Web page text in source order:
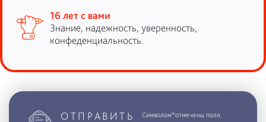
16 лет с вами
Знание, надежность, уверенность,
конфеденциальность.
ОТПРАВИТЬ
Символом*отмечены поля,